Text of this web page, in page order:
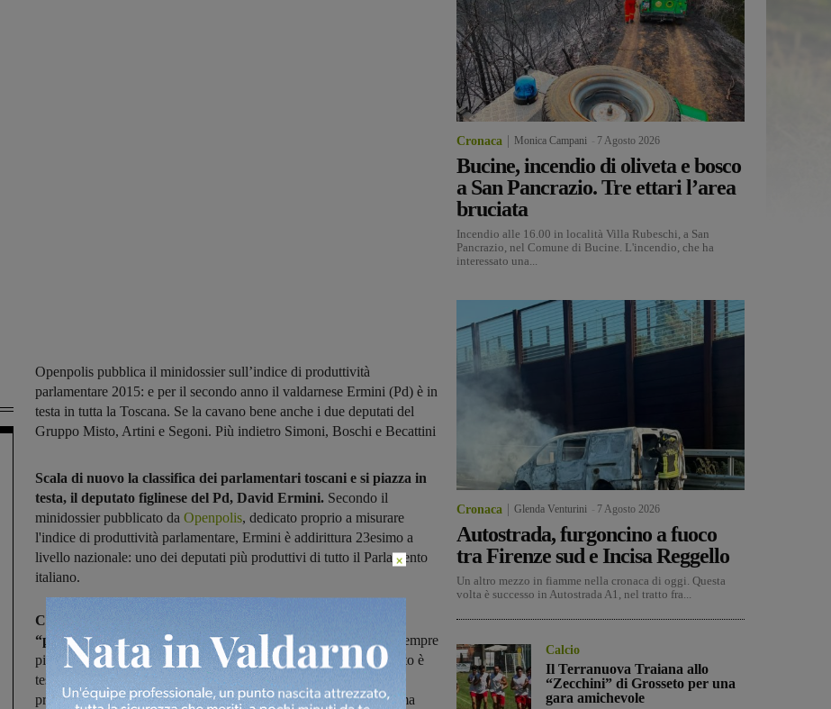
Openpolis pubblica il minidossier sull’indice di produttività
parlamentare 2015: e per il secondo anno il valdarnese Ermini (Pd) è in
testa in tutta la Toscana. Se la cavano bene anche i due deputati del
Gruppo Misto, Artini e Segoni. Più indietro Simoni, Boschi e Becattini
Scala di nuovo la classifica dei parlamentari toscani e si piazza in
testa, il deputato figlinese del Pd, David Ermini. Secondo il
minidossier pubblicato da Openpolis, dedicato proprio a misurare
l'indice di produttività parlamentare, Ermini è addirittura 23esimo a
livello nazionale: uno dei deputati più produttivi di tutto il Parlamento
italiano.
Cosa misura l'indice? "La declinazione che diamo al termine
“produttività” – si legge
nell'introduzione al minidossier
è sempre
più lontana dal mero conteggio delle attività svolte quanto piuttosto è
tesa a rilevare la capacità di essere influenti ed efficienti. Non è
produttivo il parlamentare primo firmatario di innumerevoli ddl, ma
Cronaca Monica Campani 7 Agosto 2026
Bucine, incendio di oliveta e bosco
a San Pancrazio. Tre ettari l’area
bruciata
Incendio alle 16.00 in località Villa Rubeschi, a San
Pancrazio, nel Comune di Bucine. L'incendio, che ha
interessato una...
Cronaca Glenda Venturini 7 Agosto 2026
Autostrada, furgoncino a fuoco
tra Firenze sud e Incisa Reggello
Un altro mezzo in fiamme nella cronaca di oggi. Questa
volta è successo in Autostrada A1, nel tratto fra...
Calcio
Il Terranuova Traiana allo
“Zecchini” di Grosseto per una
gara amichevole
×